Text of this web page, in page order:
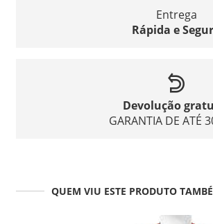
Entrega
Rápida e
Devolução
GARANTIA DE ATÉ
QUEM VIU ESTE PRODUTO